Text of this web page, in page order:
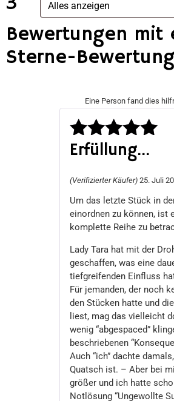
Bewertungen mit
Sterne-Bewertung
Eine Person fand dies
Bewertet
Erfüllung...
(Verifizierter Käufer) 25. Juli
Um das letzte Stück in
einordnen zu können, ist
komplette Reihe zu
Lady Tara hat mit der
geschaffen, was eine
tiefgreifenden Einfluss
Für jemanden, der noch
den Stücken hatte und
liest, mag das vielleicht
wenig “abgespaced”
beschriebenen
Auch “ich” dachte
Quatsch ist. – Aber bei
größer und ich hatte
Notlösung “Ungewollte